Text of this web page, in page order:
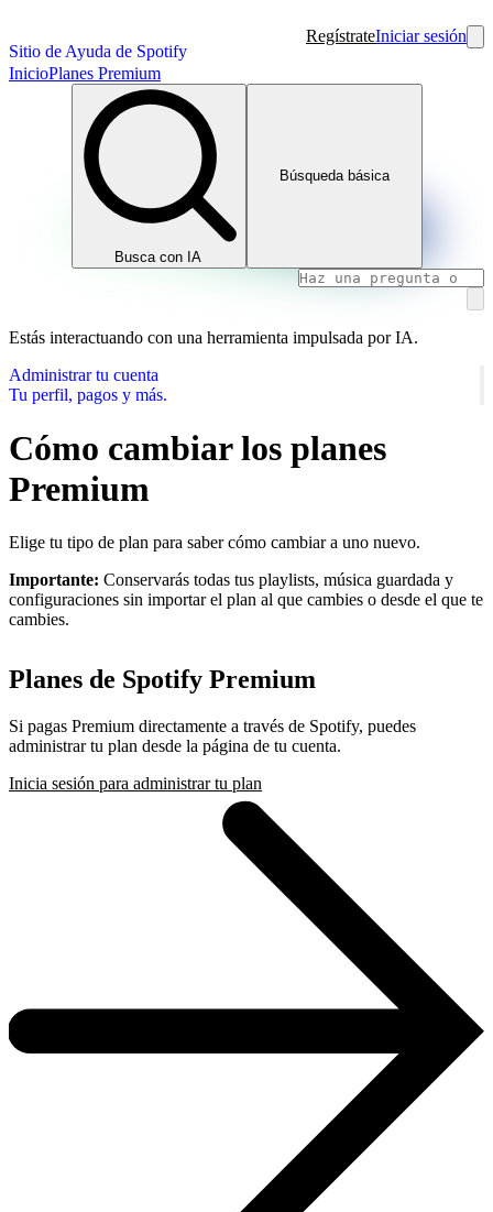
Sitio de Ayuda de Spotify
RegístrateIniciar sesión
InicioPlanes Premium
Busca con IA
Búsqueda básica
Estás interactuando con una herramienta impulsada por IA.
Administrar tu cuenta
Tu perfil, pagos y más.
Cómo cambiar los planes
Premium
Elige tu tipo de plan para saber cómo cambiar a uno nuevo.
Importante: Conservarás todas tus playlists, música guardada y
configuraciones sin importar el plan al que cambies o desde el que te
cambies.
Planes de Spotify Premium
Si pagas Premium directamente a través de Spotify, puedes
administrar tu plan desde la página de tu cuenta.
Inicia sesión para administrar tu plan